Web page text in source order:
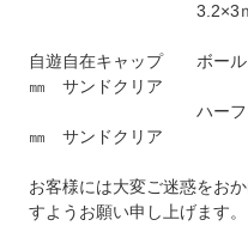
3.2×3ｍ・
自遊自在キャップ ボール
㎜ サンドクリア
ハーフキャップ
㎜ サンドクリア
お客様には大変ご迷惑をお
すようお願い申し上げます。